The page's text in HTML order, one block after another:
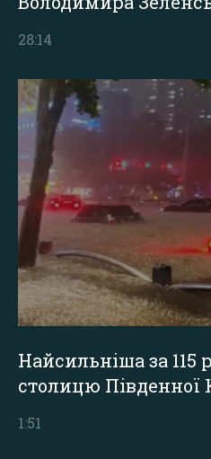
28:14
Найсильніша за 115
столицю Південної
1:51